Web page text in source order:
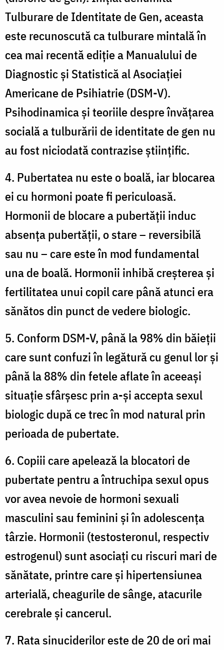
Tulburare de Identitate de Gen, aceasta
este recunoscută ca tulburare mintală în
cea mai recentă ediție a Manualului de
Diagnostic și Statistică al Asociației
Americane de Psihiatrie (DSM-V).
Psihodinamica și teoriile despre învățarea
socială a tulburării de identitate de gen nu
au fost niciodată contrazise științific.
4. Pubertatea nu este o boală, iar blocarea
ei cu hormoni poate fi periculoasă.
Hormonii de blocare a pubertății induc
absența pubertății, o stare – reversibilă
sau nu – care este în mod fundamental
una de boală. Hormonii inhibă creșterea și
fertilitatea unui copil care până atunci era
sănătos din punct de vedere biologic.
5. Conform DSM-V, până la 98% din băieții
care sunt confuzi în legătură cu genul lor și
până la 88% din fetele aflate în aceeași
situație sfârșesc prin a-și accepta sexul
biologic după ce trec în mod natural prin
perioada de pubertate.
6. Copiii care apelează la blocatori de
pubertate pentru a întruchipa sexul opus
vor avea nevoie de hormoni sexuali
masculini sau feminini și în adolescența
târzie. Hormonii (testosteronul, respectiv
estrogenul) sunt asociați cu riscuri mari de
sănătate, printre care și hipertensiunea
arterială, cheagurile de sânge, atacurile
cerebrale și cancerul.
7. Rata sinuciderilor este de 20 de ori mai